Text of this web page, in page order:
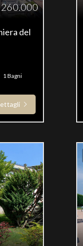
del
1 Bagni